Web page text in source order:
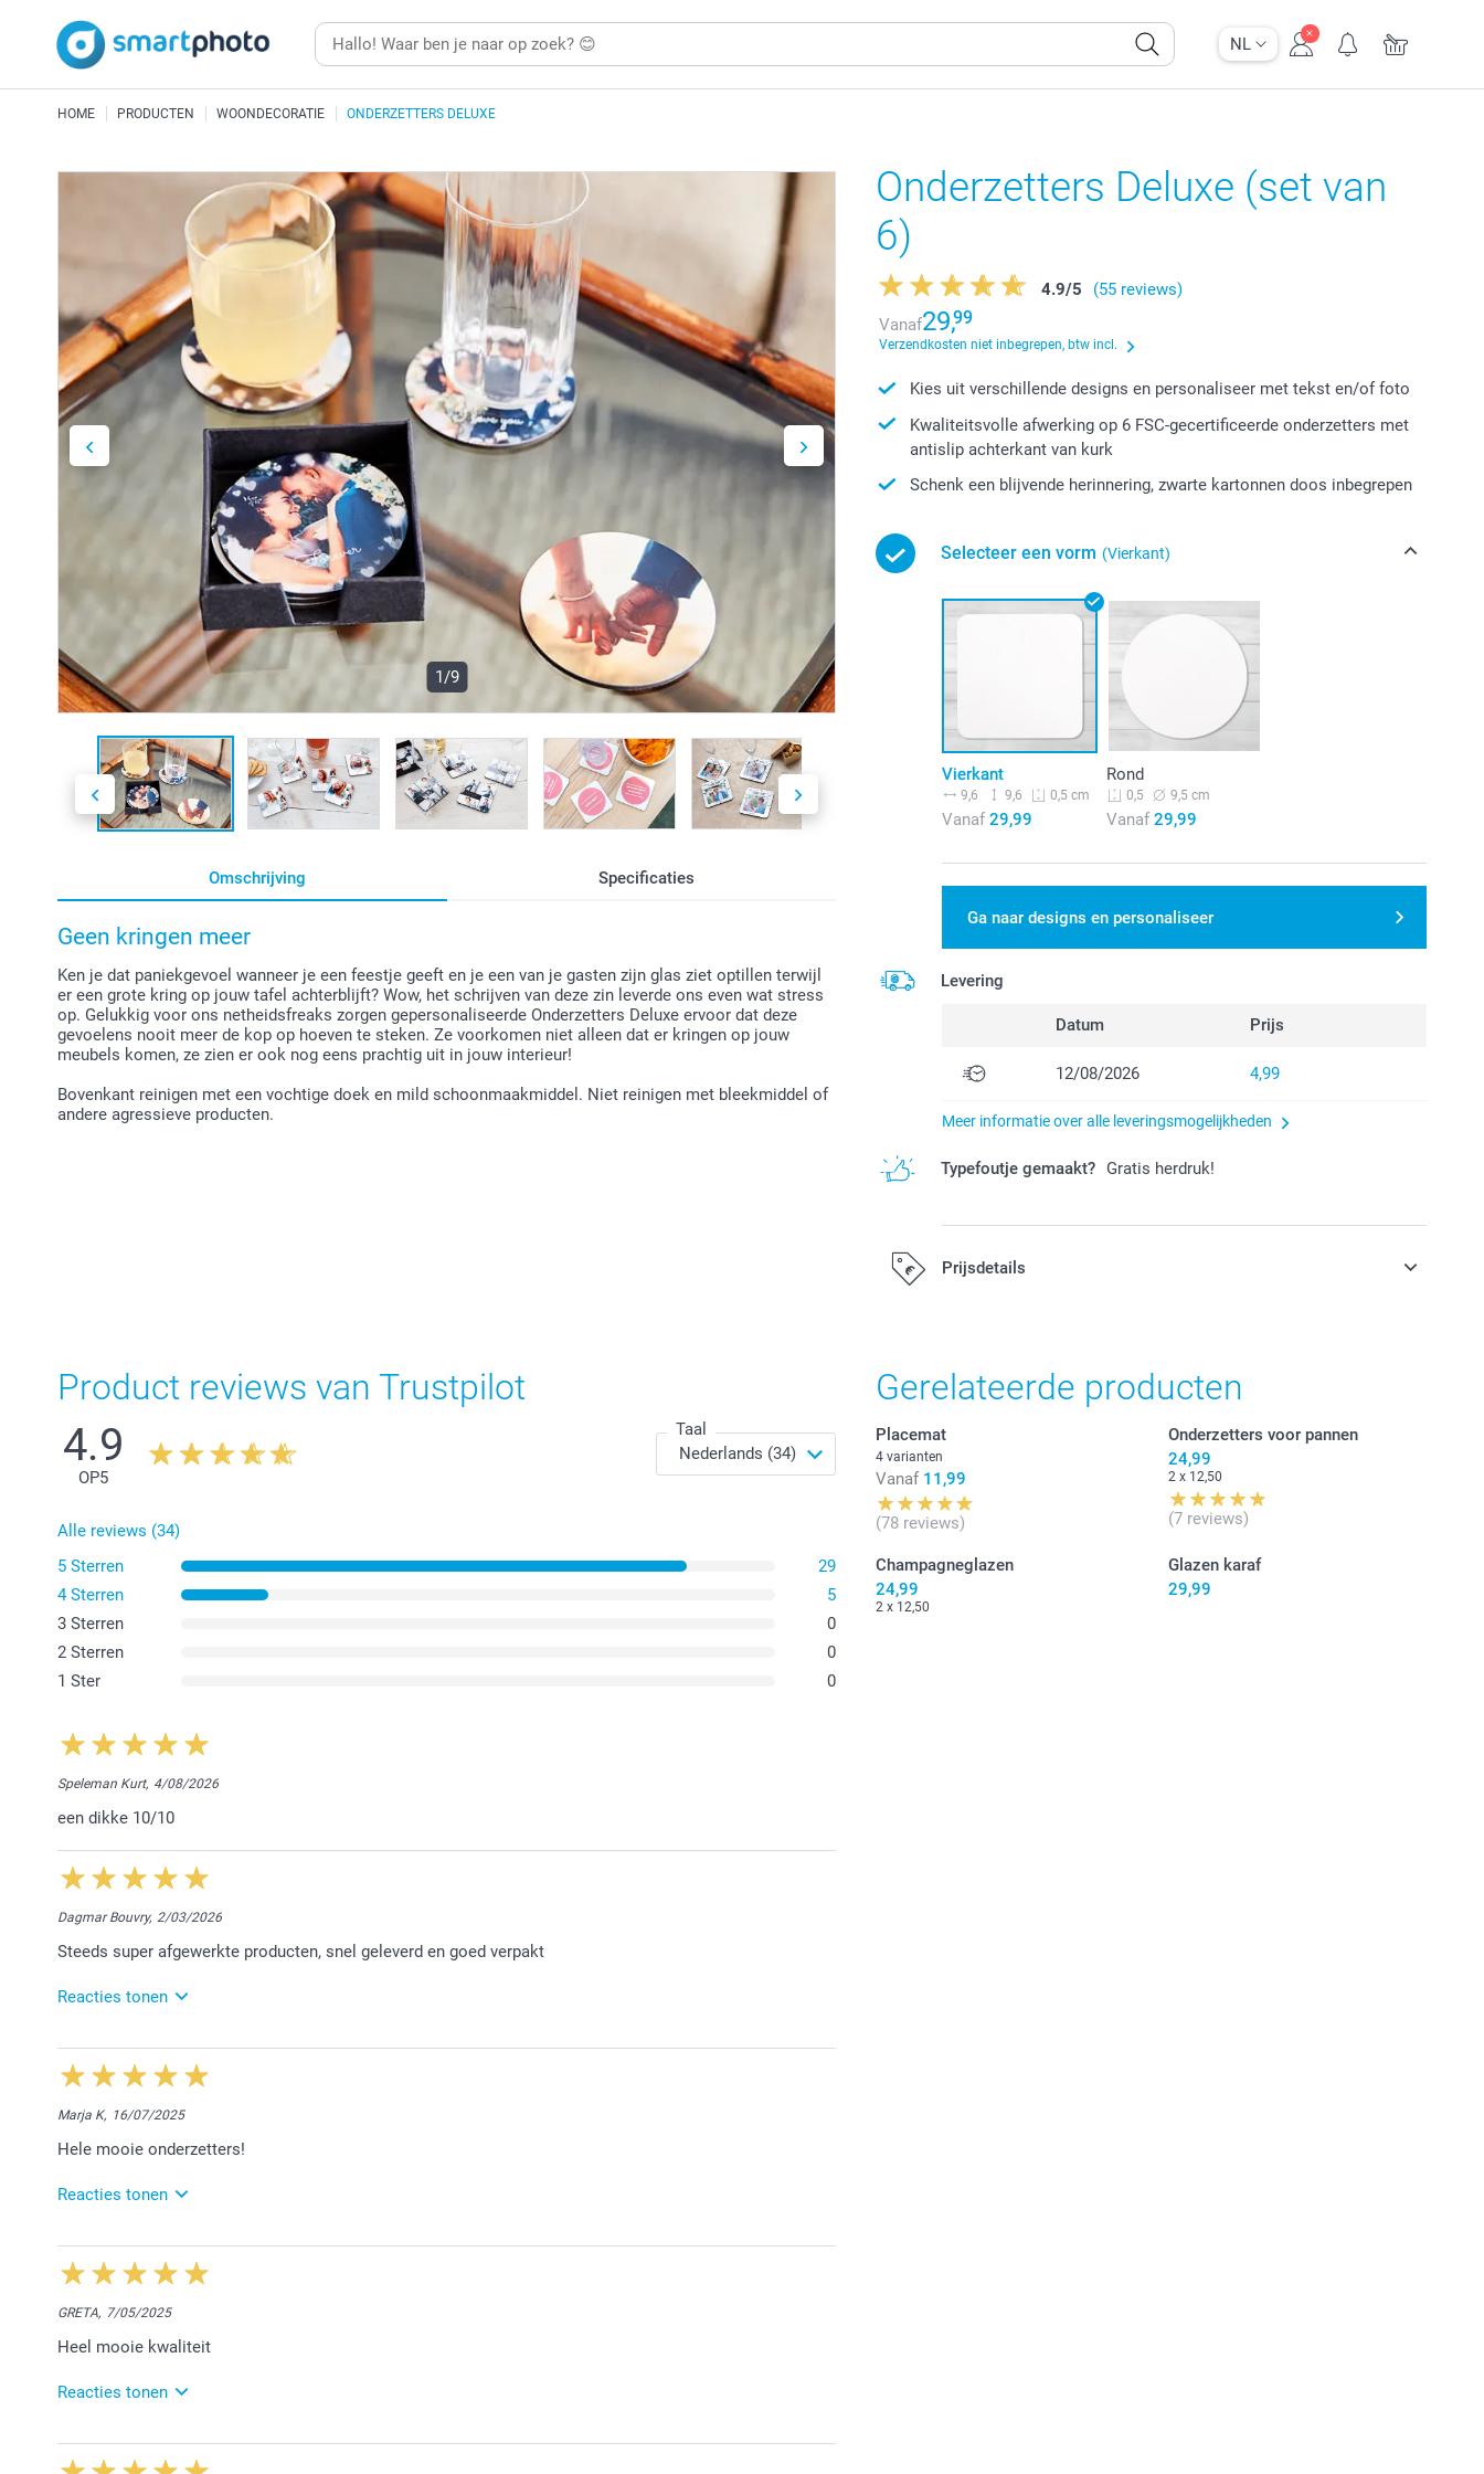
NL
HOME PRODUCTEN WOONDECORATIE ONDERZETTERS DELUXE
1/9
Omschrijving Specificaties
Geen kringen meer
Ken je dat paniekgevoel wanneer je een feestje geeft en je een van je gasten zijn glas ziet optillen terwijl
er een grote kring op jouw tafel achterblijft? Wow, het schrijven van deze zin leverde ons even wat stress
op. Gelukkig voor ons netheidsfreaks zorgen gepersonaliseerde Onderzetters Deluxe ervoor dat deze
gevoelens nooit meer de kop op hoeven te steken. Ze voorkomen niet alleen dat er kringen op jouw
meubels komen, ze zien er ook nog eens prachtig uit in jouw interieur!
Bovenkant reinigen met een vochtige doek en mild schoonmaakmiddel. Niet reinigen met bleekmiddel of
andere agressieve producten.
Onderzetters Deluxe (set van
6)
4.9/5
(55 reviews)
Vanaf29,99
Verzendkosten niet inbegrepen, btw incl.
Kies uit verschillende designs en personaliseer met tekst en/of foto
Kwaliteitsvolle afwerking op 6 FSC-gecertificeerde onderzetters met
antislip achterkant van kurk
Schenk een blijvende herinnering, zwarte kartonnen doos inbegrepen
Selecteer een vorm (Vierkant)
Vierkant
9,6 9,6 0,5 cm
Vanaf 29,99
Rond
0,5 9,5 cm
Vanaf 29,99
Ga naar designs en personaliseer
Levering
Datum Prijs
12/08/2026 4,99
Meer informatie over alle leveringsmogelijkheden
Typefoutje gemaakt? Gratis herdruk!
Prijsdetails
Product reviews van Trustpilot
4.9
OP5
Taal
Alle reviews (34)
5 Sterren
29
4 Sterren
5
3 Sterren
0
2 Sterren
0
1 Ster
0
Speleman Kurt, 4/08/2026
een dikke 10/10
Dagmar Bouvry, 2/03/2026
Steeds super afgewerkte producten, snel geleverd en goed verpakt
Reacties tonen
31/03/2026
13:41
Hallo Dagmar,
levering en de verpakking van jouw bestelling.
Nog een prettige dag!
Marja K, 16/07/2025
Hele mooie onderzetters!
Reacties tonen
16/07/2025
14:35
Hey Marja,
mogen zijn. Geniet van jouw creatie!
Hartelijke groeten,
GRETA, 7/05/2025
Heel mooie kwaliteit
Reacties tonen
8/05/2025
14:36
Gerelateerde producten
Placemat
4 varianten
Vanaf 11,99
(78 reviews)
Onderzetters voor pannen
24,99
2 x 12,50
(7 reviews)
Champagneglazen
24,99
2 x 12,50
Glazen karaf
29,99